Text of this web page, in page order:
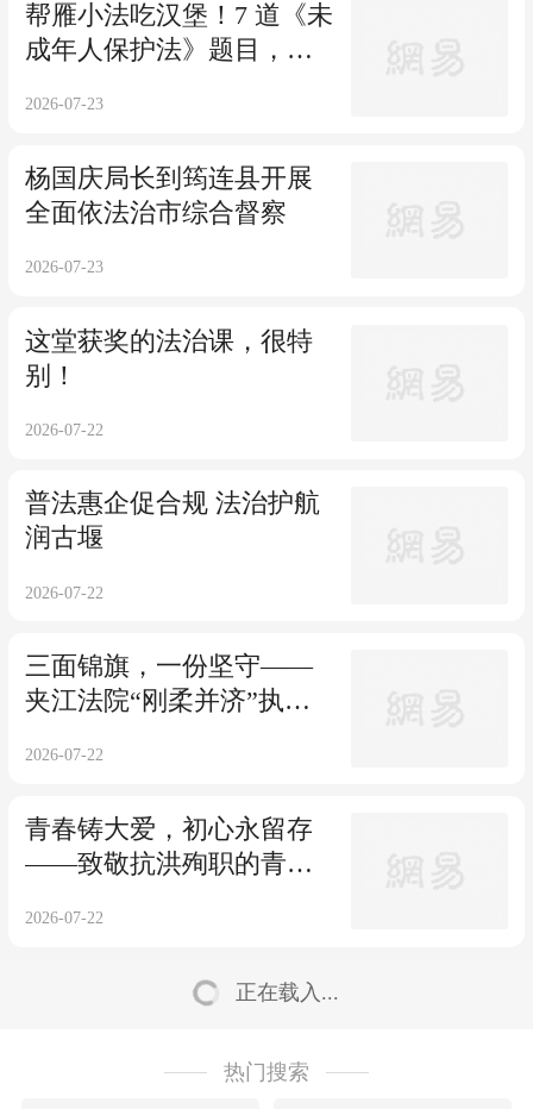
帮雁小法吃汉堡！7 道《未
成年人保护法》题目，你
2026-07-23
杨国庆局长到筠连县开展
全面依法治市综合督察
2026-07-23
这堂获奖的法治课，很特
别！
2026-07-22
普法惠企促合规 法治护航
润古堰
2026-07-22
三面锦旗，一份坚守——
夹江法院“刚柔并济”执行
2026-07-22
青春铸大爱，初心永留存
——致敬抗洪殉职的青年
2026-07-22
正在载入...
热门搜索